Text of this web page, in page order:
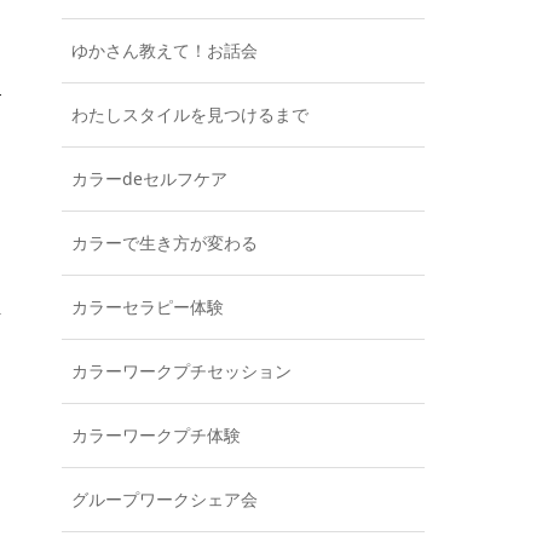
ゆかさん教えて！お話会
わたしスタイルを見つけるまで
カラーdeセルフケア
カラーで生き方が変わる
カラーセラピー体験
カラーワークプチセッション
カラーワークプチ体験
グループワークシェア会